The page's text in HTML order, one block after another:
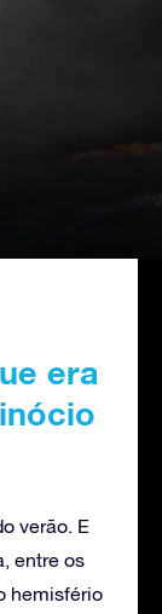
era
verão. E
entre os
hemisfério